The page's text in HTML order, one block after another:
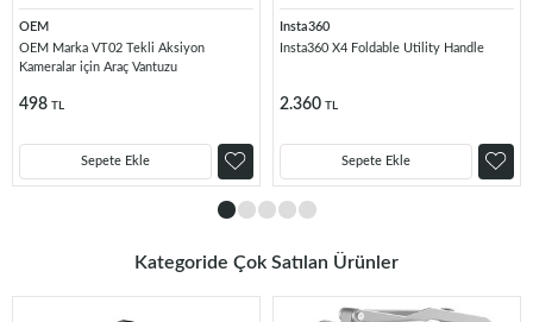
OEM
OEM Marka VT02 Tekli Aksiyon
Kameralar için Araç Vantuzu
498 TL
Sepete Ekle
Insta360
Insta360 X4 Foldable Utility Handle
2.360 TL
Sepete Ekle
Kategoride Çok Satılan Ürünler